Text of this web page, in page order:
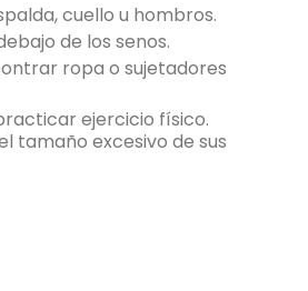
cuello u hombros.
de los senos.
ropa o sujetadores
ejercicio físico.
tamaño excesivo de sus